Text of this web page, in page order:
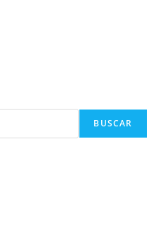
BUSCAR